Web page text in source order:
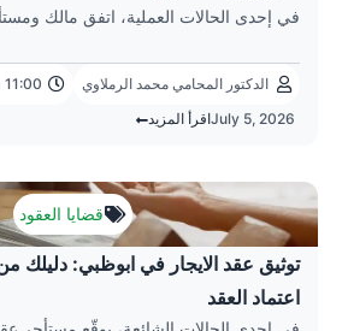
في إحدى الحالات العملية، اتفق مالك
الدكتور المحامي محمد الرملاوي
11:00 pm
July 5, 2026اقرأ المزيد
قضايا العقود
توثيق عقد الايجار في ابوظبي: دليلك
اعتماد العقد